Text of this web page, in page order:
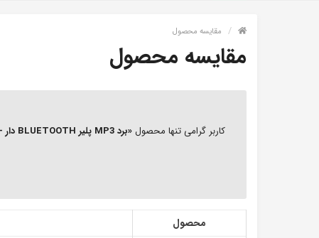
مقایسه محصول
مقایسه محصول
کاربر گرامی تنها محصول«برد MP3 پلیر BLUETOOTH دار - ماژول MP3 پلیر بلوتوث دار دایره ای شکل با ورودی USB و microSD»
محصول